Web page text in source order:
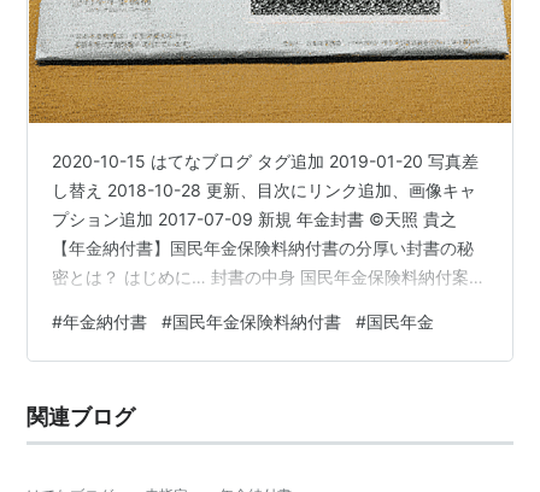
2020-10-15 はてなブログ タグ追加 2019-01-20 写真差
し替え 2018-10-28 更新、目次にリンク追加、画像キャ
プション追加 2017-07-09 新規 年金封書 ©天照 貴之
【年金納付書】国民年金保険料納付書の分厚い封書の秘
密とは？ はじめに… 封書の中身 国民年金保険料納付案内
通知書 日本年金機構のお知らせ 国民年金保険料 免除・
納付猶予 の申請について 封筒 まとめ 関連リンク ◆出
条件(範囲)での利用◇筆者の知識、経験日本年金機構ホー
ムページ 日本年金機構…
#年金納付書 #国民年金保険料納付書 #国民年金
関連ブログ